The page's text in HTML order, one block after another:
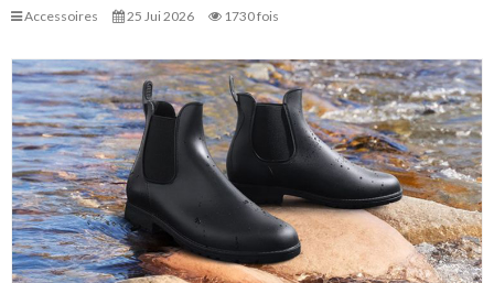
Accessoires 25 Jui 2026 1730 fois